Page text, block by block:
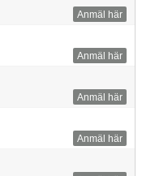
Anmäl här
Anmäl här
Anmäl här
Anmäl här